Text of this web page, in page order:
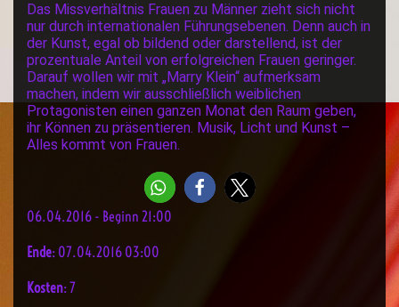
Das Missverhältnis Frauen zu Männer zieht sich nicht
nur durch internationalen Führungsebenen. Denn auch in
der Kunst, egal ob bildend oder darstellend, ist der
prozentuale Anteil von erfolgreichen Frauen geringer.
Darauf wollen wir mit „Marry Klein“ aufmerksam
machen, indem wir ausschließlich weiblichen
Protagonisten einen ganzen Monat den Raum geben,
ihr Können zu präsentieren. Musik, Licht und Kunst –
Alles kommt von Frauen.
06.04.2016 - Beginn 21:00
Ende: 07.04.2016 03:00
Kosten: 7